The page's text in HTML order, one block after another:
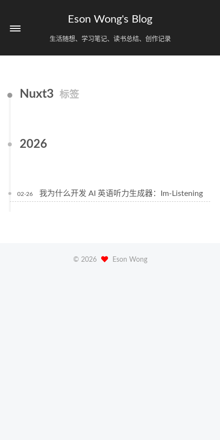
Eson Wong's Blog
生活随想、学习笔记、读书总结、创作记录
Nuxt3 标签
2026
02-26 我为什么开发 AI 英语听力生成器：Im-Listening
© 2026 Eson Wong